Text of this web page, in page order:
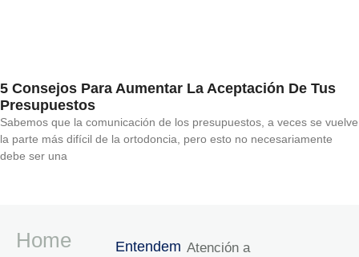
5 Consejos Para Aumentar La Aceptación De Tus
Presupuestos
Sabemos que la comunicación de los presupuestos, a veces se vuelve
la parte más difícil de la ortodoncia, pero esto no necesariamente
debe ser una
Home
Entendem Atención a